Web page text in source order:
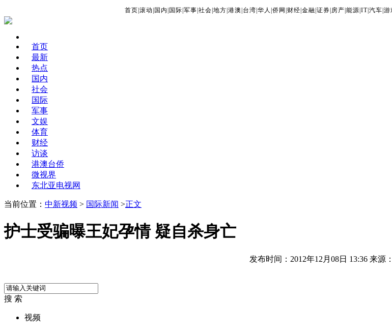
首页 滚动 国内 国际 军事 社会 地方 港澳 台湾 华人 侨网 财经 金融 证券 房产 能源 IT| 汽车 游
首页
最新
热点
国内
社会
国际
军事
文娱
体育
财经
访谈
港澳台侨
微视界
东北亚电视网
当前位置： 中新视频 > 国际新闻 >正文
护士受骗曝王妃孕情 疑自杀身亡
发布时间：2012年12月08日 13:36 来源
搜 索
视频